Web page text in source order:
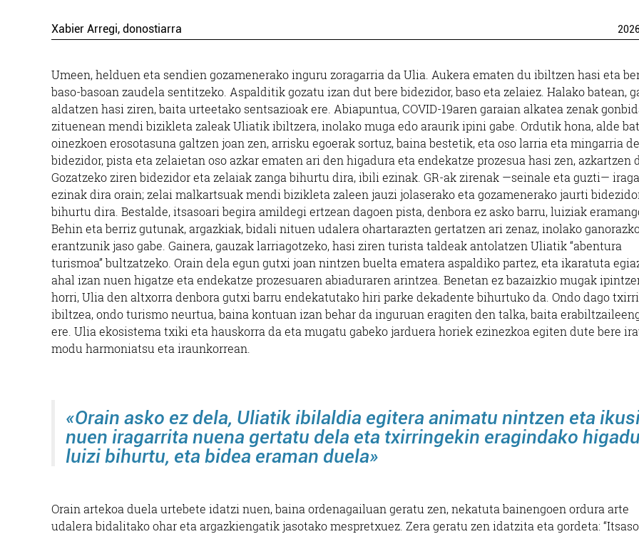
Xabier Arregi, donostiarra
Umeen, helduen eta sendien gozamenerako inguru zoragarria da Ulia. Aukera ematen du ibiltzen hasi eta
baso-basoan zaudela sentitzeko. Aspalditik gozatu izan dut bere bidezidor, baso eta zelaiez. Halako batean,
aldatzen hasi ziren, baita urteetako sentsazioak ere. Abiapuntua, COVID-19aren garaian alkatea zenak
zituenean mendi bizikleta zaleak Uliatik ibiltzera, inolako muga edo araurik ipini gabe. Ordutik hona, alde
oinezkoen erosotasuna galtzen joan zen, arrisku egoerak sortuz, baina bestetik, eta oso larria eta mingarria
bidezidor, pista eta zelaietan oso azkar ematen ari den higadura eta endekatze prozesua hasi zen, azkartzen
Gozatzeko ziren bidezidor eta zelaiak zanga bihurtu dira, ibili ezinak. GR-ak zirenak —seinale eta guzti—
ezinak dira orain; zelai malkartsuak mendi bizikleta zaleen jauzi jolaserako eta gozamenerako jaurti
bihurtu dira. Bestalde, itsasoari begira amildegi ertzean dagoen pista, denbora ez asko barru, luiziak
Behin eta berriz gutunak, argazkiak, bidali nituen udalera ohartarazten gertatzen ari zenaz, inolako
erantzunik jaso gabe. Gainera, gauzak larriagotzeko, hasi ziren turista taldeak antolatzen Uliatik “abentura
turismoa” bultzatzeko. Orain dela egun gutxi joan nintzen buelta ematera aspaldiko partez, eta ikaratuta
ahal izan nuen higatze eta endekatze prozesuaren abiaduraren arintzea. Benetan ez bazaizkio mugak
horri, Ulia den altxorra denbora gutxi barru endekatutako hiri parke dekadente bihurtuko da. Ondo dago
ibiltzea, ondo turismo neurtua, baina kontuan izan behar da inguruan eragiten den talka, baita
ere. Ulia ekosistema txiki eta hauskorra da eta mugatu gabeko jarduera horiek ezinezkoa egiten dute bere
modu harmoniatsu eta iraunkorrean.
«Orain asko ez dela, Uliatik ibilaldia egitera animatu nintzen eta
nuen iragarrita nuena gertatu dela eta txirringekin eragindako
luizi bihurtu, eta bidea eraman duela»
Orain artekoa duela urtebete idatzi nuen, baina ordenagailuan geratu zen, nekatuta bainengoen ordura arte
udalera bidalitako ohar eta argazkiengatik jasotako mespretxuez. Zera geratu zen idatzita eta gordeta: